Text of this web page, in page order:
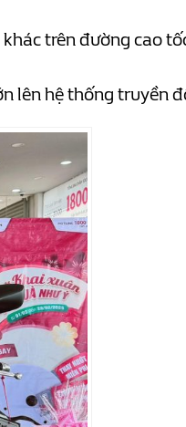
trên đường cao
lên hệ thống truyền